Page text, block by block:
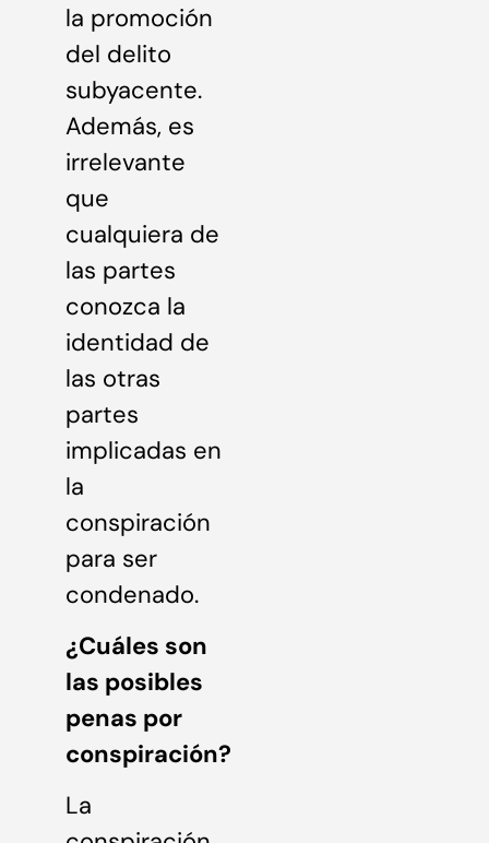
la promoción
del delito
subyacente.
Además, es
irrelevante
que
cualquiera de
las partes
conozca la
identidad de
las otras
partes
implicadas en
la
conspiración
para ser
condenado.
¿Cuáles son
las posibles
penas por
conspiración?
La